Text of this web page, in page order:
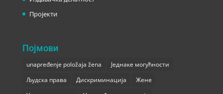
Пројекти
Појмови
unapređenje položaja žena
Једнаке могућности
Људска права
Дискриминација
Жене